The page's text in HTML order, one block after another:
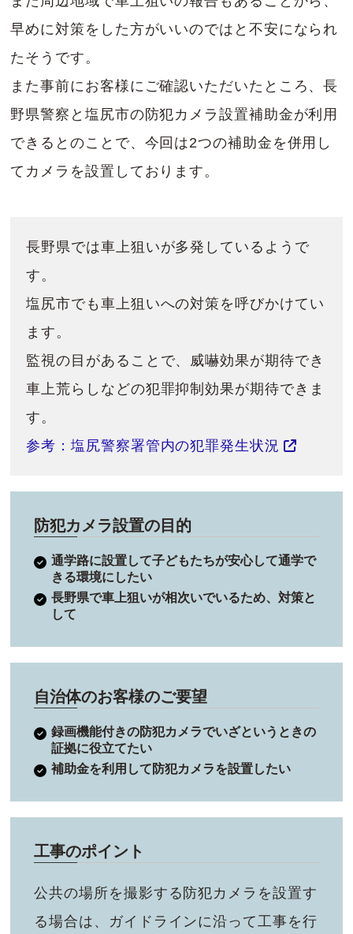
早めに対策をした方がいいのではと不安になられ
たそうです。
また事前にお客様にご確認いただいたところ、長
野県警察と塩尻市の防犯カメラ設置補助金が利用
できるとのことで、今回は2つの補助金を併用し
てカメラを設置しております。
長野県では車上狙いが多発しているようで
す。
塩尻市でも車上狙いへの対策を呼びかけてい
ます。
監視の目があることで、威嚇効果が期待でき
車上荒らしなどの犯罪抑制効果が期待できま
す。
参考：塩尻警察署管内の犯罪発生状況
防犯カメラ設置の目的
通学路に設置して子どもたちが安心して通学で
きる環境にしたい
長野県で車上狙いが相次いでいるため、対策と
して
自治体のお客様のご要望
録画機能付きの防犯カメラでいざというときの
証拠に役立てたい
補助金を利用して防犯カメラを設置したい
工事のポイント
公共の場所を撮影する防犯カメラを設置す
る場合は、ガイドラインに沿って工事を行